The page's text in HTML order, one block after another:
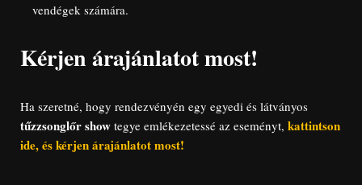
vendégek számára.
Kérjen árajánlatot most!
Ha szeretné, hogy rendezvényén egy egyedi és látványos
tűzzsonglőr show tegye emlékezetessé az eseményt, kattintson
ide, és kérjen árajánlatot most!